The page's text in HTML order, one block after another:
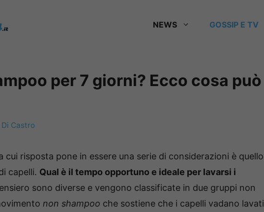
NEWS GOSSIP E TV
per 7 giorni? Ecco cosa può
Castro
cui risposta pone in essere una serie di considerazioni è quello
capelli. Qual è il tempo opportuno e ideale per lavarsi i
sono diverse e vengono classificate in due gruppi non
non shampoo che sostiene che i capelli vadano lavati